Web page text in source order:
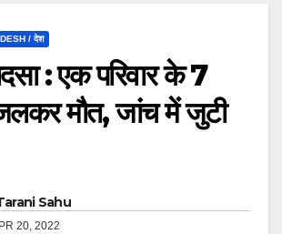
DESH / देश
: एक परिवार के 7
मौत, जांच में जुटी
Sahu
20, 2022